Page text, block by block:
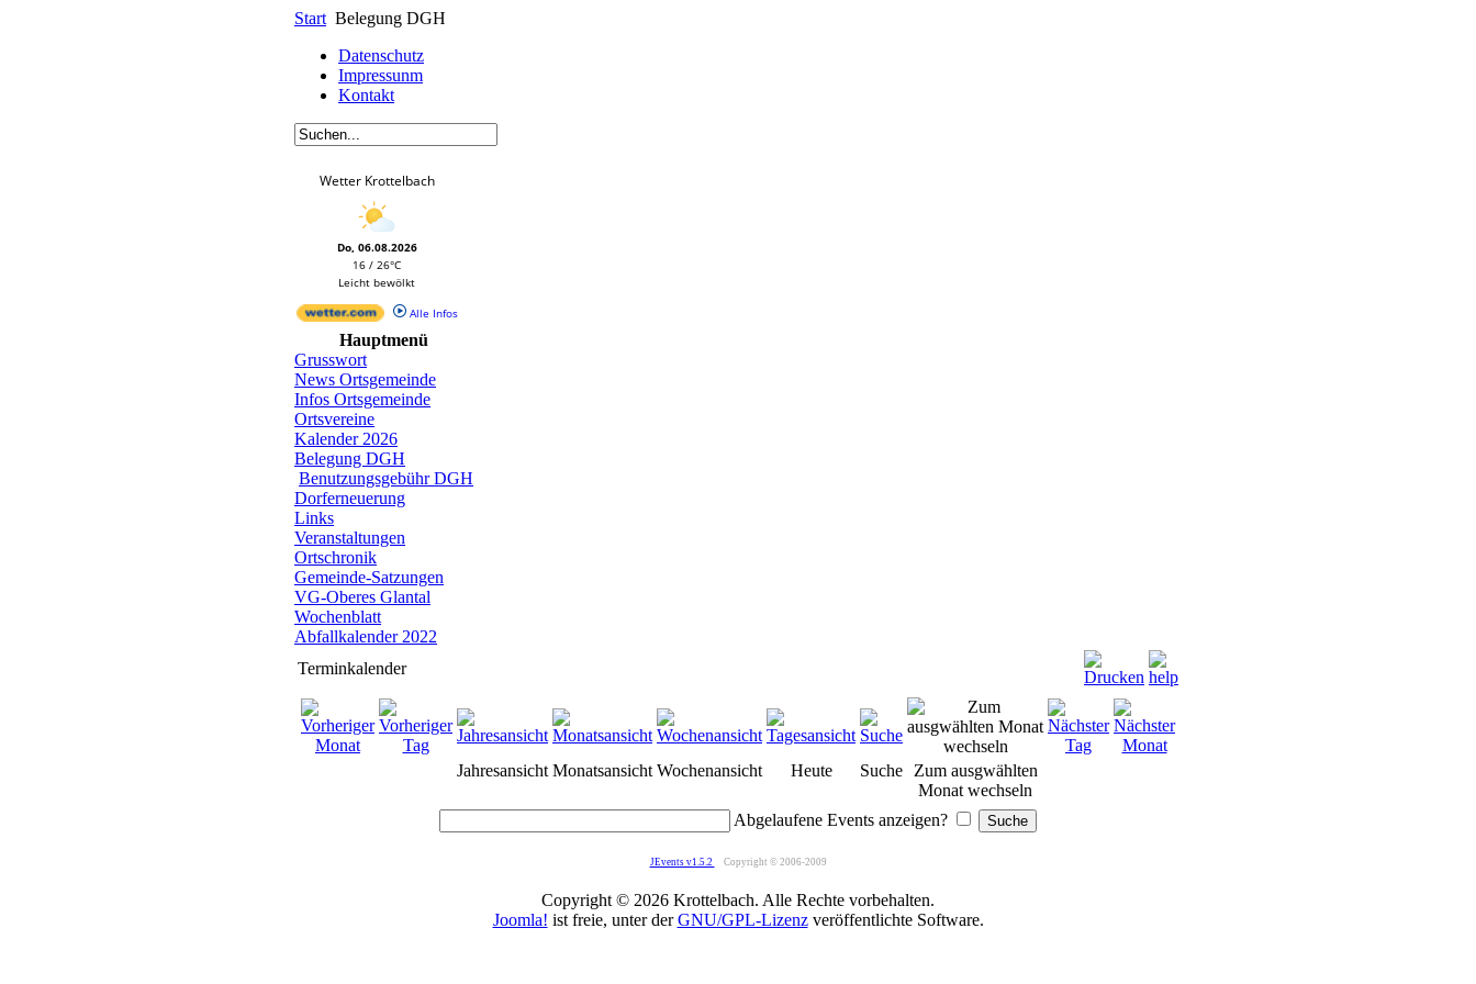
Start Belegung DGH
Datenschutz
Impressunm
Kontakt
Wetter Krottelbach
Do, 06.08.2026
16 / 26°C
Leicht bewölkt
Alle Infos
Hauptmenü
Grusswort
News Ortsgemeinde
Infos Ortsgemeinde
Ortsvereine
Kalender 2026
Belegung DGH
Benutzungsgebühr DGH
Dorferneuerung
Links
Veranstaltungen
Ortschronik
Gemeinde-Satzungen
VG-Oberes Glantal
Wochenblatt
Abfallkalender 2022
Terminkalender
Jahresansicht Monatsansicht Wochenansicht Heute Suche
Zum ausgwählten
Monat wechseln
Abgelaufene Events anzeigen?
JEvents v1.5.2 Copyright © 2006-2009
Copyright © 2026 Krottelbach. Alle Rechte vorbehalten.
Joomla! ist freie, unter derGNU/GPL-Lizenzveröffentlichte Software.